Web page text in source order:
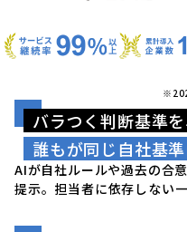
バラつく判断基準を
誰もが同じ自社基準
AIが自社ルールや過去の合
提示。担当者に依存しない